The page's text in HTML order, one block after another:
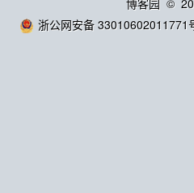
博客园 ©
浙公网安备 33010602011771